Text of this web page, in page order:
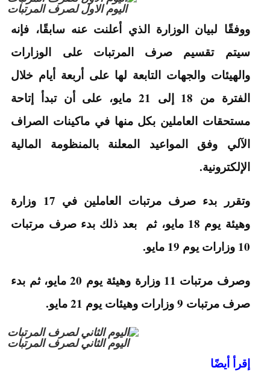
اليوم الاول لصرف المرتبات
ووفقًا لبيان الوزارة الذي أعلنت عنه سابقًا، فإنه
سيتم تقسيم صرف المرتبات على الوزارات
والهيئات والجهات التابعة لها على أربعة أيام خلال
الفترة من 18 إلى 21 مايو، على أن تبدأ إتاحة
مستحقات العاملين بكل منها في ماكينات الصراف
الآلي وفق المواعيد المعلنة بالمنظومة المالية
الإلكترونية.
وتقرر بدء صرف مرتبات العاملين في 17 وزارة
وهيئة يوم 18 مايو، ثم بعد ذلك بدء صرف مرتبات
10 وزارات يوم 19 مايو.
وصرف مرتبات 11 وزارة وهيئة يوم 20 مايو، ثم بدء
صرف مرتبات 9 وزارات وهيئات يوم 21 مايو.
اليوم الثاني لصرف المرتبات
إقرأ أيضًا